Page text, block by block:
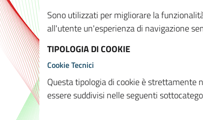
Sono utilizzati per migliorare la
all'utente un'esperienza di navigazione
TIPOLOGIA DI COOKIE
Cookie Tecnici
Questa tipologia di cookie è strettamente
essere suddivisi nelle seguenti